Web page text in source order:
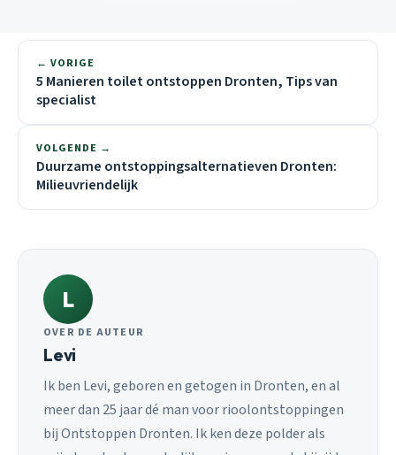
← VORIGE
5 Manieren toilet ontstoppen Dronten, Tips van
specialist
VOLGENDE →
Duurzame ontstoppingsalternatieven Dronten:
Milieuvriendelijk
L
OVER DE AUTEUR
Levi
Ik ben Levi, geboren en getogen in Dronten, en al
meer dan 25 jaar dé man voor rioolontstoppingen
bij Ontstoppen Dronten. Ik ken deze polder als